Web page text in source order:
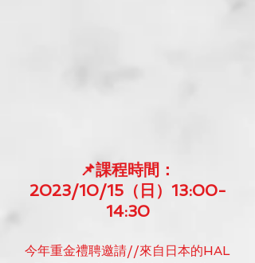
📌課程時間：
2023/10/15（日）13:00-
14:30
今年重金禮聘邀請//來自日本的HAL